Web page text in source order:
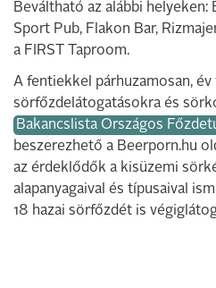
Beváltható az alábbi helyeken:
Sport Pub, Flakon Bar,
a FIRST Taproom.
A fentiekkel párhuzamosan, év
sörfőzdelátogatásokra és
Bakancslista Országos
beszerezhető a Beerporn.hu
az érdeklődők a kisüzemi
alapanyagaival és típusaival
18 hazai sörfőzdét is